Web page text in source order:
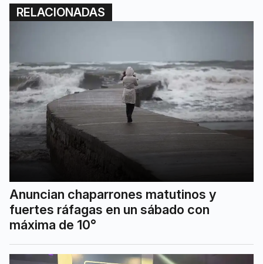
RELACIONADAS
Anuncian chaparrones matutinos y
fuertes ráfagas en un sábado con
máxima de 10°